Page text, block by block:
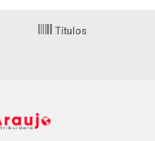
Títulos